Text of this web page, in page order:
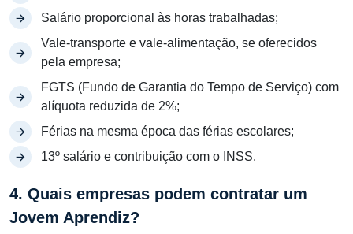
Salário proporcional às horas trabalhadas;
Vale-transporte e vale-alimentação, se oferecidos
pela empresa;
FGTS (Fundo de Garantia do Tempo de Serviço) com
alíquota reduzida de 2%;
Férias na mesma época das férias escolares;
13º salário e contribuição com o INSS.
4. Quais empresas podem contratar um
Jovem Aprendiz?